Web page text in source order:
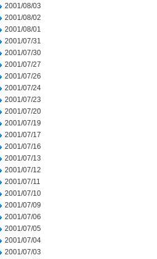
2001/08/03
2001/08/02
2001/08/01
2001/07/31
2001/07/30
2001/07/27
2001/07/26
2001/07/24
2001/07/23
2001/07/20
2001/07/19
2001/07/17
2001/07/16
2001/07/13
2001/07/12
2001/07/11
2001/07/10
2001/07/09
2001/07/06
2001/07/05
2001/07/04
2001/07/03